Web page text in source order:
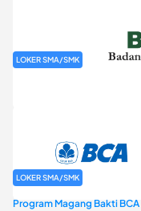
LOKER SMA/SMK
LOKER SMA/SMK
Program Magang Bakti BCA